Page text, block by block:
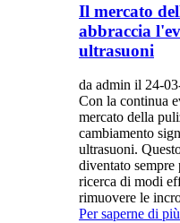
Il mercato
abbraccia
ultrasuoni
da admin il 24-
Con la continua
mercato della
cambiamento
ultrasuoni.
diventato sempre
ricerca di modi
rimuovere le
Per saperne di più